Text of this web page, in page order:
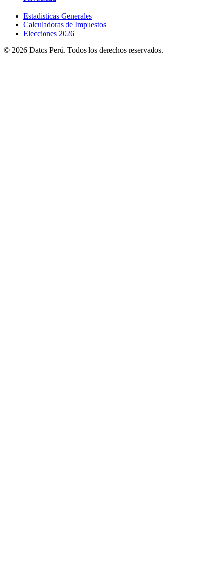
Estadisticas Generales
Calculadoras de Impuestos
Elecciones 2026
© 2026 Datos Perú. Todos los derechos reservados.